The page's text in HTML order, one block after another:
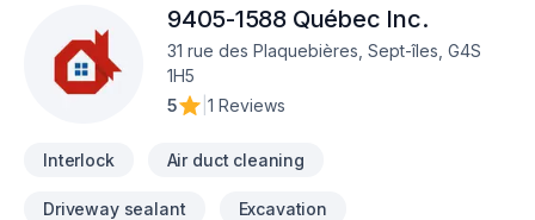
9405-1588 Québec Inc.
31 rue des Plaquebières, Sept-îles, G4S
1H5
5
1 Reviews
Interlock Air duct cleaning
Driveway sealant Excavation